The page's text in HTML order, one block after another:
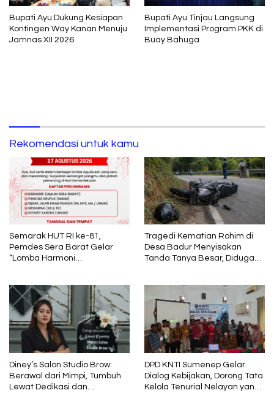
Bupati Ayu Dukung Kesiapan
Kontingen Way Kanan Menuju
Jamnas XII 2026
Bupati Ayu Tinjau Langsung
Implementasi Program PKK di
Buay Bahuga
Rekomendasi untuk kamu
Semarak HUT RI ke-81,
Pemdes Sera Barat Gelar
“Lomba Harmoni
Tragedi Kematian Rohim di
Desa Badur Menyisakan
Tanda Tanya Besar, Diduga
Diney’s Salon Studio Brow:
Berawal dari Mimpi, Tumbuh
Lewat Dedikasi dan
DPD KNTI Sumenep Gelar
Dialog Kebijakan, Dorong Tata
Kelola Tenurial Nelayan yang